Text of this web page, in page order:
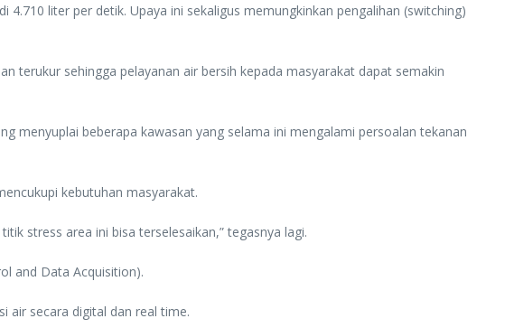
liter per detik. Upaya ini sekaligus memungkinkan pengalihan (switching)
terukur sehingga pelayanan air bersih kepada masyarakat dapat semakin
menyuplai beberapa kawasan yang selama ini mengalami persoalan tekanan
kebutuhan masyarakat.
stress area ini bisa terselesaikan,” tegasnya lagi.
and Data Acquisition).
air secara digital dan real time.